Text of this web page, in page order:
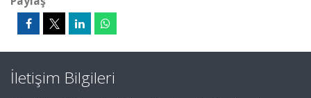
İletişim Bilgileri